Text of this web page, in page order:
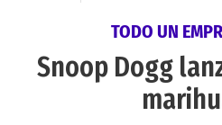
TODO UN
Snoop Dogg